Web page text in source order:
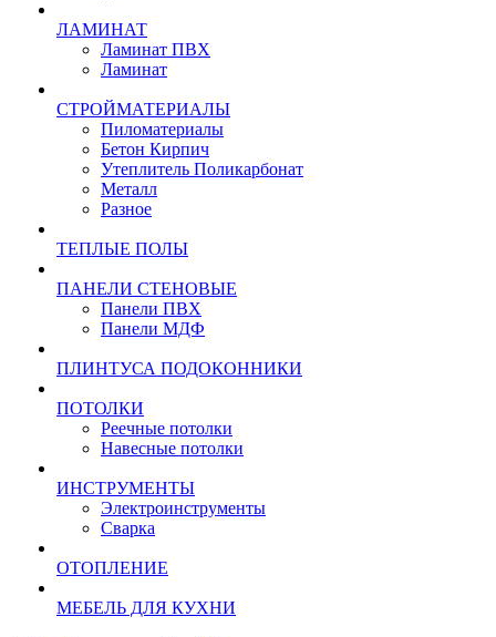
ЛАМИНАТ
Ламинат ПВХ
Ламинат
СТРОЙМАТЕРИАЛЫ
Пиломатериалы
Бетон Кирпич
Утеплитель Поликарбонат
Металл
Разное
ТЕПЛЫЕ ПОЛЫ
ПАНЕЛИ СТЕНОВЫЕ
Панели ПВХ
Панели МДФ
ПЛИНТУСА ПОДОКОННИКИ
ПОТОЛКИ
Реечные потолки
Навесные потолки
ИНСТРУМЕНТЫ
Электроинструменты
Сварка
ОТОПЛЕНИЕ
МЕБЕЛЬ ДЛЯ КУХНИ